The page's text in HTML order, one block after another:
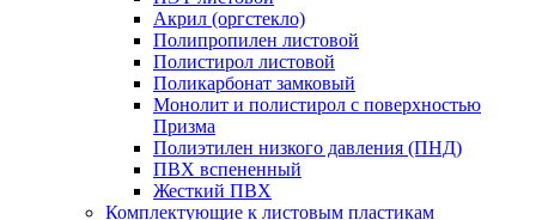
Акрил (оргстекло)
Полипропилен листовой
Полистирол листовой
Поликарбонат замковый
Монолит и полистирол с поверхностью
Призма
Полиэтилен низкого давления (ПНД)
ПВХ вспененный
Жесткий ПВХ
Комплектующие к листовым пластикам